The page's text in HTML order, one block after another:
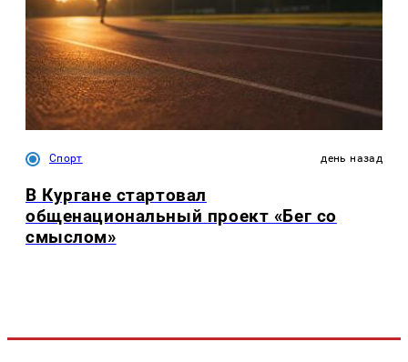
Спорт день назад
В Кургане стартовал
общенациональный проект «Бег со
смыслом»